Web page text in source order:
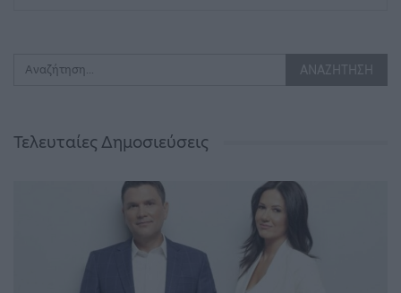
Τελευταίες Δημοσιεύσεις